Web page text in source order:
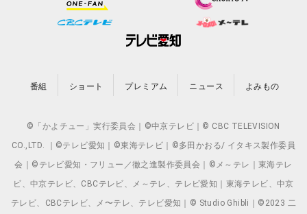
番組 ショート プレミアム ニュース よみもの
©「かよチュー」実行委員会｜©中京テレビ｜© CBC TELEVISION
CO.,LTD. ｜©テレビ愛知｜©東海テレビ｜©多田かおる/ イタキス製作委員
会｜©テレビ愛知・フリュー／徹之進製作委員会｜©メ～テレ｜東海テレ
ビ、中京テレビ、CBCテレビ、メ～テレ、テレビ愛知｜東海テレビ、中京
テレビ、CBCテレビ、メ〜テレ、テレビ愛知｜© Studio Ghibli｜©2023 二